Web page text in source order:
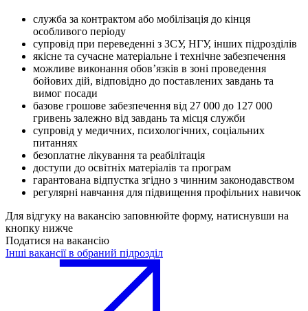
служба за контрактом або мобілізація до кінця
особливого періоду
супровід при переведенні з ЗСУ, НГУ, інших підрозділів
якісне та сучасне матеріальне і технічне забезпечення
⁠можливе виконання обов’язків в зоні проведення
бойових дій, відповідно до поставлених завдань та
вимог посади
⁠базове грошове забезпечення від 27 000 до 127 000
гривень залежно від завдань та місця служби
⁠супровід у медичних, психологічних, соціальних
питаннях
⁠безоплатне лікування та реабілітація
⁠доступи до освітніх матеріалів та програм
⁠гарантована відпустка згідно з чинним законодавством
⁠регулярні навчання для підвищення профільних навичок
Для відгуку на вакансію заповнюйте форму, натиснувши на
кнопку нижче
Податися на вакансію
Інші вакансії в обраний підрозділ